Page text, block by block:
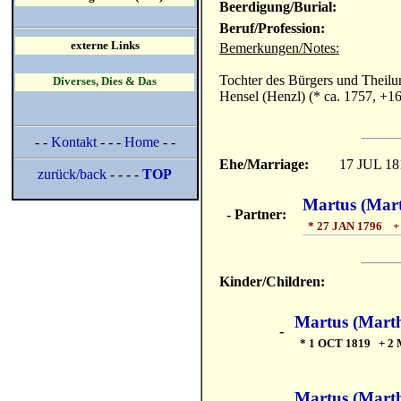
Beerdigung/Burial:
Beruf/Profession:
Bemerkungen/Notes:
Tochter des Bürgers und
Hensel (Henzl) (* ca. 1757,
Ehe/Marriage: 17 JUL
- Partner:
Martus
* 27 JAN 1796 +
Kinder/Children:
- Martus
* 1 OCT 1819 + 2
externe Links
Diverses, Dies & Das
- - Kontakt- - - Home- -
zurück/back - - - -TOP